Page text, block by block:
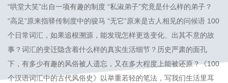
“哄堂大笑”出自一项有趣的制度 “私淑弟子”究竟是什么样的弟子？
“高足”原来指驿传制度中的骏马 “无它”原来是古人相见的问候语 100
个日常词汇，如果追根溯源，能发现怎样更迭变化、出其不意的故
事？词汇的变迁隐含着什么样的真实生活细节？历史严肃的面孔
下，有多少有趣的风俗被人遗忘，又在多大程度上能被还原？《100
个汉语词汇中的古代风俗史》以举重若轻的笔法，写我们生活里耳